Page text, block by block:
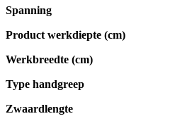
Spanning
Product werkdiepte (cm)
Werkbreedte (cm)
Type handgreep
Zwaardlengte